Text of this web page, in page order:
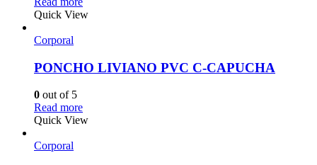
Quick View
Corporal
PONCHO LIVIANO PVC C-CAPUCHA
0 out of 5
Read more
Quick View
Corporal